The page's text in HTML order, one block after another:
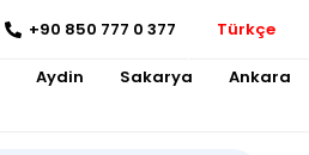
+90 850 777 0 377 Türkçe
Aydin Sakarya Ankara